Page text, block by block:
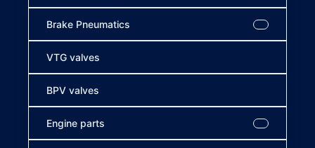
Brake Pneumatics
VTG valves
BPV valves
Engine parts